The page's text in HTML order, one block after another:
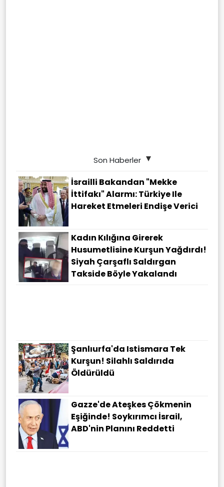
Son Haberler
İsrailli Bakandan "Mekke
İttifakı" Alarmı: Türkiye Ile
Hareket Etmeleri Endişe Verici
Kadın Kılığına Girerek
Husumetlisine Kurşun Yağdırdı!
Siyah Çarşaflı Saldırgan
Takside Böyle Yakalandı
Şanlıurfa'da Istismara Tek
Kurşun! Silahlı Saldırıda
Öldürüldü
Gazze'de Ateşkes Çökmenin
Eşiğinde! Soykırımcı İsrail,
ABD'nin Planını Reddetti